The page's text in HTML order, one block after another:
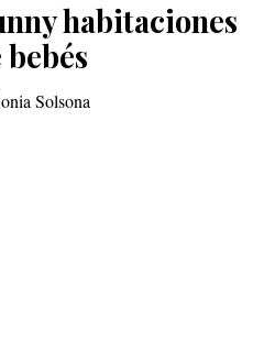
habitaciones
bebés
Solsona